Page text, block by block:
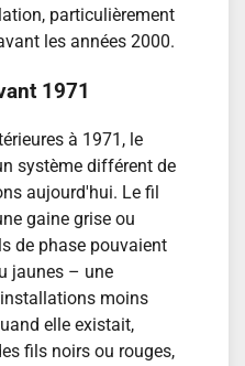
particulièrement
les années 2000.
1971
à 1971, le
système différent de
aujourd'hui. Le fil
gaine grise ou
de phase pouvaient
jaunes – une
moins
elle existait,
fils noirs ou rouges,